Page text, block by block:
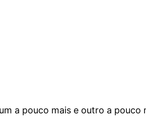
a pouco mais e outro a pouco